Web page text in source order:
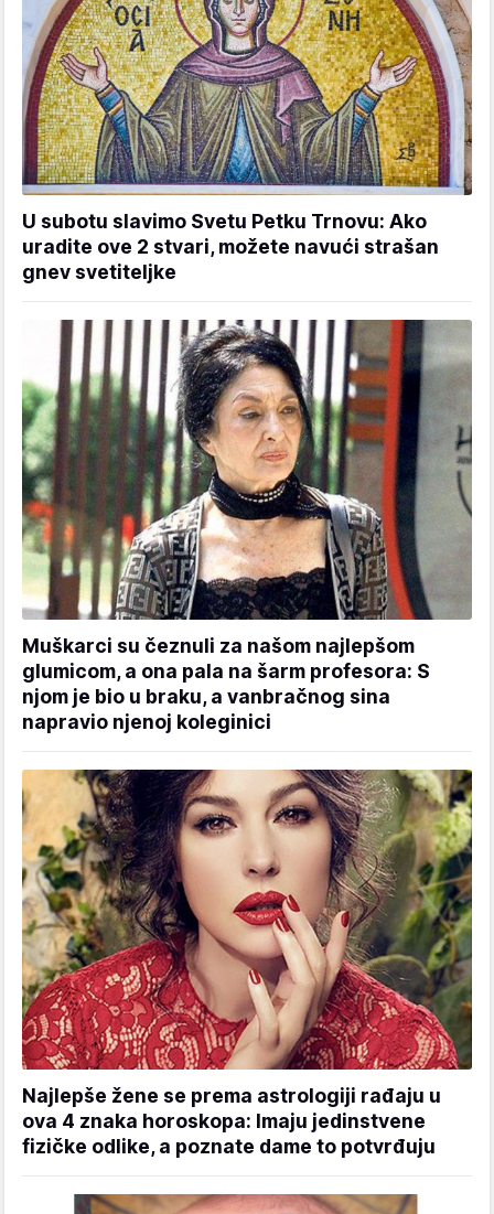
U subotu slavimo Svetu Petku Trnovu: Ako
uradite ove 2 stvari, možete navući strašan
gnev svetiteljke
Muškarci su čeznuli za našom najlepšom
glumicom, a ona pala na šarm profesora: S
njom je bio u braku, a vanbračnog sina
napravio njenoj koleginici
Najlepše žene se prema astrologiji rađaju u
ova 4 znaka horoskopa: Imaju jedinstvene
fizičke odlike, a poznate dame to potvrđuju